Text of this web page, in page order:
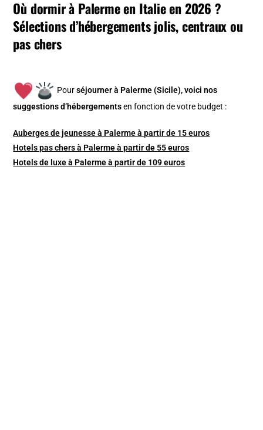
Où dormir à Palerme en Italie en 2026 ?
Sélections d’hébergements jolis, centraux ou
pas chers
Pourséjourner à Palerme (Sicile), voici nos
suggestions d’hébergements en fonction de votre budget :
Auberges de jeunesse à Palerme à partir de 15 euros
Hotels pas chers à Palerme à partir de 55 euros
Hotels de luxe à Palerme à partir de 109 euros